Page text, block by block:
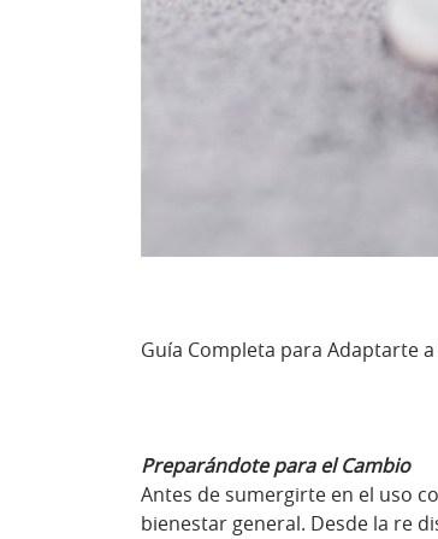
Guía Completa para Adaptarte
Preparándote para el Cambio
Antes de sumergirte en el uso
bienestar general. Desde la re